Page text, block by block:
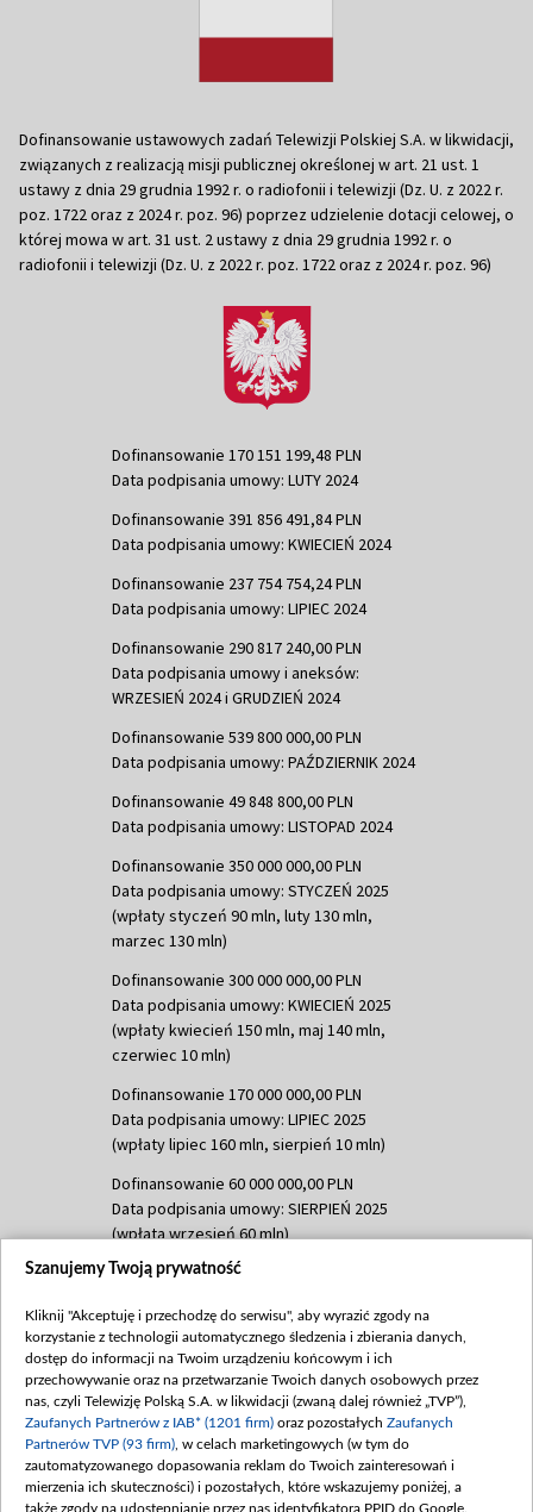
Dofinansowanie ustawowych zadań Telewizji Polskiej S.A. w likwidacji,
związanych z realizacją misji publicznej określonej w art. 21 ust. 1
ustawy z dnia 29 grudnia 1992 r. o radiofonii i telewizji (Dz. U. z 2022 r.
poz. 1722 oraz z 2024 r. poz. 96) poprzez udzielenie dotacji celowej, o
której mowa w art. 31 ust. 2 ustawy z dnia 29 grudnia 1992 r. o
radiofonii i telewizji (Dz. U. z 2022 r. poz. 1722 oraz z 2024 r. poz. 96)
Dofinansowanie 170 151 199,48 PLN
Data podpisania umowy: LUTY 2024
Dofinansowanie 391 856 491,84 PLN
Data podpisania umowy: KWIECIEŃ 2024
Dofinansowanie 237 754 754,24 PLN
Data podpisania umowy: LIPIEC 2024
Dofinansowanie 290 817 240,00 PLN
Data podpisania umowy i aneksów:
WRZESIEŃ 2024 i GRUDZIEŃ 2024
Dofinansowanie 539 800 000,00 PLN
Data podpisania umowy: PAŹDZIERNIK 2024
Dofinansowanie 49 848 800,00 PLN
Data podpisania umowy: LISTOPAD 2024
Dofinansowanie 350 000 000,00 PLN
Data podpisania umowy: STYCZEŃ 2025
(wpłaty styczeń 90 mln, luty 130 mln,
marzec 130 mln)
Dofinansowanie 300 000 000,00 PLN
Data podpisania umowy: KWIECIEŃ 2025
(wpłaty kwiecień 150 mln, maj 140 mln,
czerwiec 10 mln)
Dofinansowanie 170 000 000,00 PLN
Data podpisania umowy: LIPIEC 2025
(wpłaty lipiec 160 mln, sierpień 10 mln)
Dofinansowanie 60 000 000,00 PLN
Data podpisania umowy: SIERPIEŃ 2025
(wpłata wrzesień 60 mln)
Dofinansowanie 635 783 051,21 PLN
(wpłata wrzesień 100 mln, październik 350
mln, listopad 265 mln)
Dofinansowanie 48 862 000,00 PLN
Data podpisania umowy: GRUDZIEŃ 2025
(wpłata grudzień 60,548 mln)
Dofinansowanie 900 000 000,00 PLN
Data podpisania umowy: LUTY 2026 (wpłata
Szanujemy Twoją prywatność
Kliknij "Akceptuję i przechodzę do serwisu", aby wyrazić zgody na
korzystanie z technologii automatycznego śledzenia i zbierania danych,
dostęp do informacji na Twoim urządzeniu końcowym i ich
przechowywanie oraz na przetwarzanie Twoich danych osobowych przez
nas, czyli Telewizję Polską S.A. w likwidacji (zwaną dalej również „TVP”),
Zaufanych Partnerów z IAB* (1201 firm) oraz pozostałych Zaufanych
Partnerów TVP (93 firm) , w celach marketingowych (w tym do
zautomatyzowanego dopasowania reklam do Twoich zainteresowań i
mierzenia ich skuteczności) i pozostałych, które wskazujemy poniżej, a
także zgody na udostępnianie przez nas identyfikatora PPID do Google.